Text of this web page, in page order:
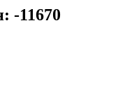
-11670